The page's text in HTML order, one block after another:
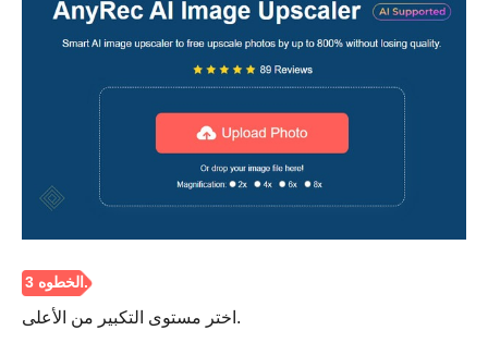
الخطوة 1.
اختر مستوى التكبير من الأعلى.